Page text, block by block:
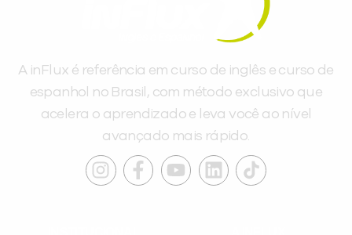
A inFlux é referência em curso de inglês e curso de
espanhol no Brasil, com método exclusivo que
acelera o aprendizado e leva você ao nível
avançado mais rápido.